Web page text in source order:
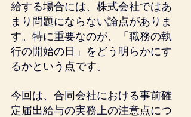
給する場合には、株式会社ではあ
まり問題にならない論点がありま
す。特に重要なのが、「職務の執
行の開始の日」をどう明らかにす
るかという点です。
今回は、合同会社における事前確
定届出給与の実務上の注意点につ